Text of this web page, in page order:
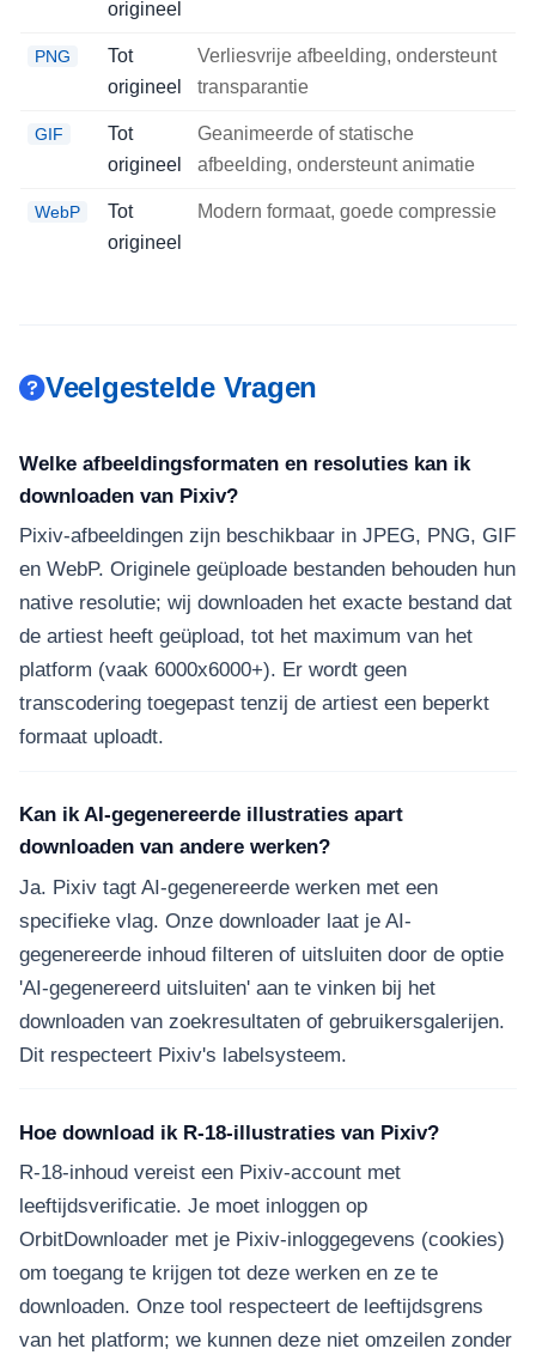
origineel
PNG
Tot
origineel
Verliesvrije afbeelding, ondersteunt
transparantie
GIF
Tot
origineel
Geanimeerde of statische
afbeelding, ondersteunt animatie
WebP
Tot
origineel
Modern formaat, goede compressie
Veelgestelde Vragen
Welke afbeeldingsformaten en resoluties kan ik
downloaden van Pixiv?
Pixiv-afbeeldingen zijn beschikbaar in JPEG, PNG, GIF
en WebP. Originele geüploade bestanden behouden hun
native resolutie; wij downloaden het exacte bestand dat
de artiest heeft geüpload, tot het maximum van het
platform (vaak 6000x6000+). Er wordt geen
transcodering toegepast tenzij de artiest een beperkt
formaat uploadt.
Kan ik AI-gegenereerde illustraties apart
downloaden van andere werken?
Ja. Pixiv tagt AI-gegenereerde werken met een
specifieke vlag. Onze downloader laat je AI-
gegenereerde inhoud filteren of uitsluiten door de optie
'AI-gegenereerd uitsluiten' aan te vinken bij het
downloaden van zoekresultaten of gebruikersgalerijen.
Dit respecteert Pixiv's labelsysteem.
Hoe download ik R-18-illustraties van Pixiv?
R-18-inhoud vereist een Pixiv-account met
leeftijdsverificatie. Je moet inloggen op
OrbitDownloader met je Pixiv-inloggegevens (cookies)
om toegang te krijgen tot deze werken en ze te
downloaden. Onze tool respecteert de leeftijdsgrens
van het platform; we kunnen deze niet omzeilen zonder